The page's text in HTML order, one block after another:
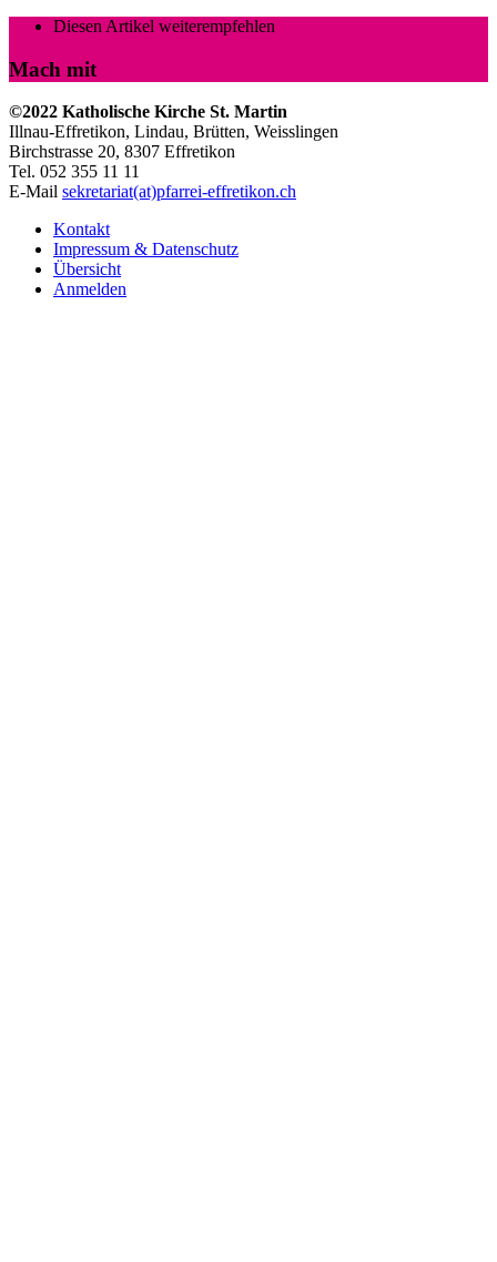
Diesen Artikel weiterempfehlen
Mach mit
©2022 Katholische Kirche St. Martin
Illnau-Effretikon, Lindau, Brütten, Weisslingen
Birchstrasse 20, 8307 Effretikon
Tel. 052 355 11 11
E-Mail sekretariat(at)pfarrei-effretikon.ch
Kontakt
Impressum & Datenschutz
Übersicht
Anmelden